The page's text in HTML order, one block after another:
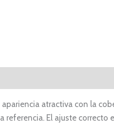
atractiva con la
El ajuste